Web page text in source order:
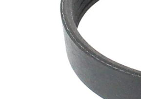
Materiał pasa